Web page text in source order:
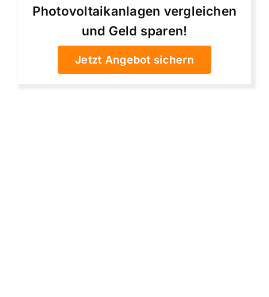
Photovoltaikanlagen vergleichen
und Geld sparen!
Jetzt Angebot sichern